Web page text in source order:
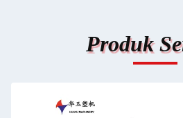
Produk